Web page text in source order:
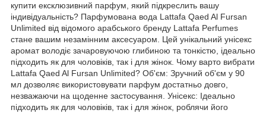
купити ексклюзивний парфум, який підкреслить вашу
індивідуальність? Парфумована вода Lattafa Qaed Al Fursan
Unlimited від відомого арабського бренду Lattafa Perfumes
стане вашим незамінним аксесуаром. Цей унікальний унісекс
аромат володіє зачаровуючою глибиною та тонкістю, ідеально
підходить як для чоловіків, так і для жінок. Чому варто вибрати
Lattafa Qaed Al Fursan Unlimited? Об'єм: Зручний об'єм у 90
мл дозволяє використовувати парфум достатньо довго,
незважаючи на щоденне застосування. Унісекс: Ідеально
підходить як для чоловіків, так і для жінок, роблячи його